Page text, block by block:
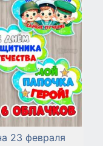
23 февраля